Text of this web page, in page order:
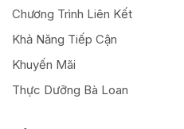
Chương Trình Liên Kết
Khả Năng Tiếp Cận
Khuyến Mãi
Thực Dưỡng Bà Loan